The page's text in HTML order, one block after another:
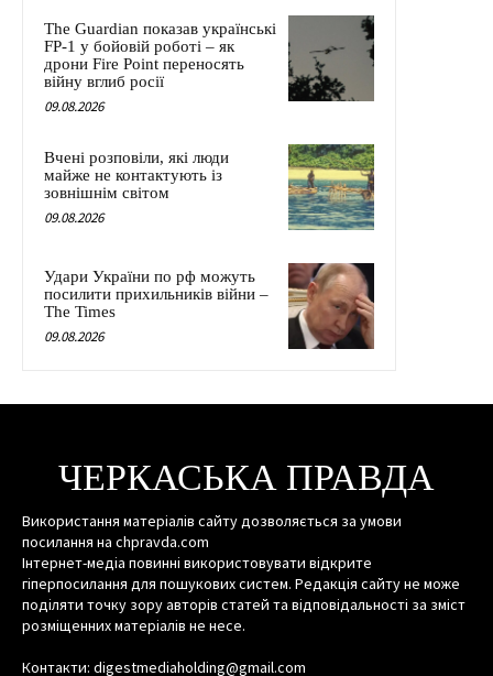
The Guardian показав українські
FP-1 у бойовій роботі – як
дрони Fire Point переносять
війну вглиб росії
09.08.2026
Вчені розповіли, які люди
майже не контактують із
зовнішнім світом
09.08.2026
Удари України по рф можуть
посилити прихильників війни –
The Times
09.08.2026
ЧЕРКАСЬКА ПРАВДА
Використання матеріалів сайту дозволяється за умови
посилання на chpravda.com
Інтернет-медіа повинні використовувати відкрите
гіперпосилання для пошукових систем. Редакція сайту не може
поділяти точку зору авторів статей та відповідальності за зміст
розміщенних матеріалів не несе.
Контакти: digestmediaholding@gmail.com